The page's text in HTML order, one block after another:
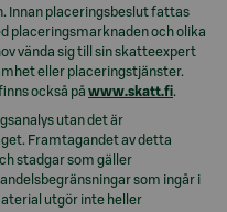
Innan placeringsbeslut fattas
placeringsmarknaden och olika
vända sig till sin skatteexpert
eller placeringstjänster.
också på www.skatt.fi.
utan det är
Framtagandet av detta
stadgar som gäller
som ingår i
utgör inte heller